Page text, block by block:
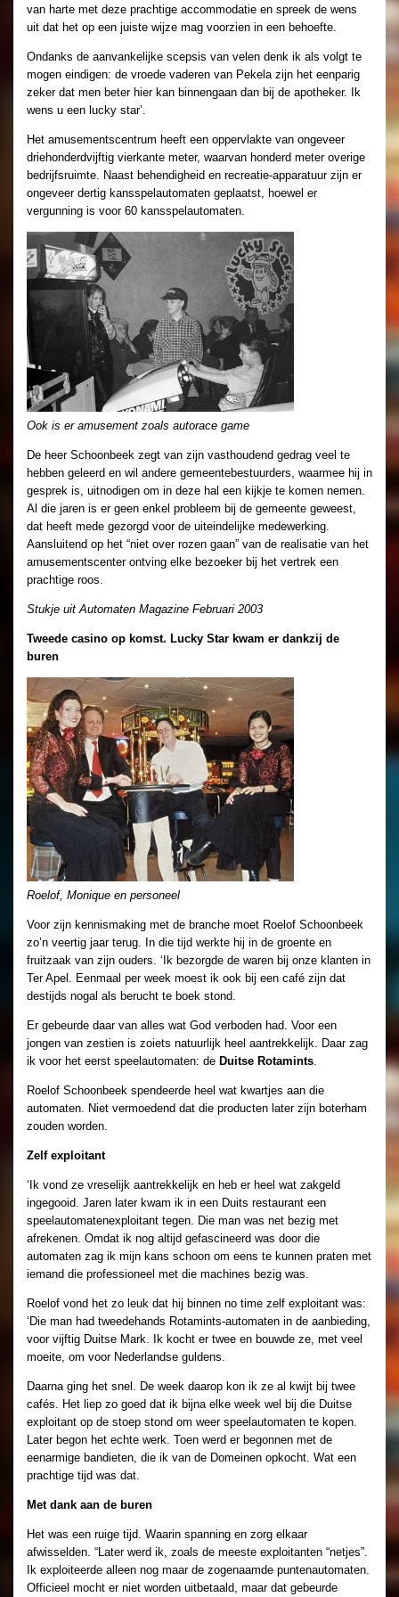
van harte met deze prachtige accommodatie en spreek de wens
uit dat het op een juiste wijze mag voorzien in een behoefte.
Ondanks de aanvankelijke scepsis van velen denk ik als volgt te
mogen eindigen: de vroede vaderen van Pekela zijn het eenparig
zeker dat men beter hier kan binnengaan dan bij de apotheker. Ik
wens u een lucky star’.
Het amusementscentrum heeft een oppervlakte van ongeveer
driehonderdvijftig vierkante meter, waarvan honderd meter overige
bedrijfsruimte. Naast behendigheid en recreatie-apparatuur zijn er
ongeveer dertig kansspelautomaten geplaatst, hoewel er
vergunning is voor 60 kansspelautomaten.
Ook is er amusement zoals autorace game
De heer Schoonbeek zegt van zijn vasthoudend gedrag veel te
hebben geleerd en wil andere gemeentebestuurders, waarmee hij in
gesprek is, uitnodigen om in deze hal een kijkje te komen nemen.
Al die jaren is er geen enkel probleem bij de gemeente geweest,
dat heeft mede gezorgd voor de uiteindelijke medewerking.
Aansluitend op het “niet over rozen gaan” van de realisatie van het
amusementscenter ontving elke bezoeker bij het vertrek een
prachtige roos.
Stukje uit Automaten Magazine Februari 2003
Tweede casino op komst. Lucky Star kwam er dankzij de
buren
Roelof, Monique en personeel
Voor zijn kennismaking met de branche moet Roelof Schoonbeek
zo’n veertig jaar terug. In die tijd werkte hij in de groente en
fruitzaak van zijn ouders. ‘Ik bezorgde de waren bij onze klanten in
Ter Apel. Eenmaal per week moest ik ook bij een café zijn dat
destijds nogal als berucht te boek stond.
Er gebeurde daar van alles wat God verboden had. Voor een
jongen van zestien is zoiets natuurlijk heel aantrekkelijk. Daar zag
ik voor het eerst speelautomaten: de Duitse Rotamints.
Roelof Schoonbeek spendeerde heel wat kwartjes aan die
automaten. Niet vermoedend dat die producten later zijn boterham
zouden worden.
Zelf exploitant
‘Ik vond ze vreselijk aantrekkelijk en heb er heel wat zakgeld
ingegooid. Jaren later kwam ik in een Duits restaurant een
speelautomatenexploitant tegen. Die man was net bezig met
afrekenen. Omdat ik nog altijd gefascineerd was door die
automaten zag ik mijn kans schoon om eens te kunnen praten met
iemand die professioneel met die machines bezig was.
Roelof vond het zo leuk dat hij binnen no time zelf exploitant was:
‘Die man had tweedehands Rotamints-automaten in de aanbieding,
voor vijftig Duitse Mark. Ik kocht er twee en bouwde ze, met veel
moeite, om voor Nederlandse guldens.
Daarna ging het snel. De week daarop kon ik ze al kwijt bij twee
cafés. Het liep zo goed dat ik bijna elke week wel bij die Duitse
exploitant op de stoep stond om weer speelautomaten te kopen.
Later begon het echte werk. Toen werd er begonnen met de
eenarmige bandieten, die ik van de Domeinen opkocht. Wat een
prachtige tijd was dat.
Met dank aan de buren
Het was een ruige tijd. Waarin spanning en zorg elkaar
afwisselden. “Later werd ik, zoals de meeste exploitanten “netjes”.
Ik exploiteerde alleen nog maar de zogenaamde puntenautomaten.
Officieel mocht er niet worden uitbetaald, maar dat gebeurde